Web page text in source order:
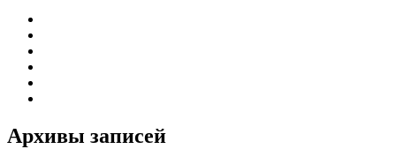
Архивы записей